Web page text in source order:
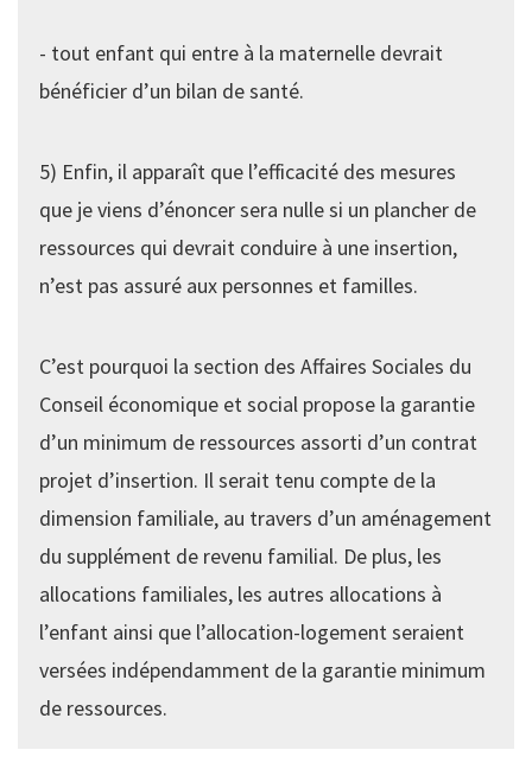
- tout enfant qui entre à la maternelle devrait
bénéficier d’un bilan de santé.
5) Enfin, il apparaît que l’efficacité des mesures
que je viens d’énoncer sera nulle si un plancher de
ressources qui devrait conduire à une insertion,
n’est pas assuré aux personnes et familles.
C’est pourquoi la section des Affaires Sociales du
Conseil économique et social propose la garantie
d’un minimum de ressources assorti d’un contrat
projet d’insertion. Il serait tenu compte de la
dimension familiale, au travers d’un aménagement
du supplément de revenu familial. De plus, les
allocations familiales, les autres allocations à
l’enfant ainsi que l’allocation-logement seraient
versées indépendamment de la garantie minimum
de ressources.